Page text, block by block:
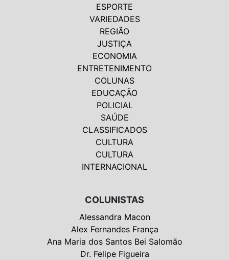
ESPORTE
VARIEDADES
REGIÃO
JUSTIÇA
ECONOMIA
ENTRETENIMENTO
COLUNAS
EDUCAÇÃO
POLICIAL
SAÚDE
CLASSIFICADOS
CULTURA
CULTURA
INTERNACIONAL
COLUNISTAS
Alessandra Macon
Alex Fernandes França
Ana Maria dos Santos Bei Salomão
Dr. Felipe Figueira